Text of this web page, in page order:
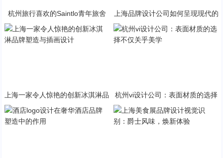
杭州旅行喜欢的Saintlo青年旅舍
上海品牌设计公司如何呈现现代的
上海一家令人惊艳的创新冰淇淋品
牌塑造与插画设计
杭州vi设计公司：表面材质的选择
不仅关乎美学